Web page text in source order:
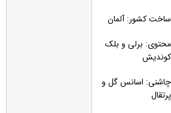
ساخت کشور: آلمان
محتوی: برلی و بلک
کوندیش
چاشنی: اسانس گل و
پرتقال